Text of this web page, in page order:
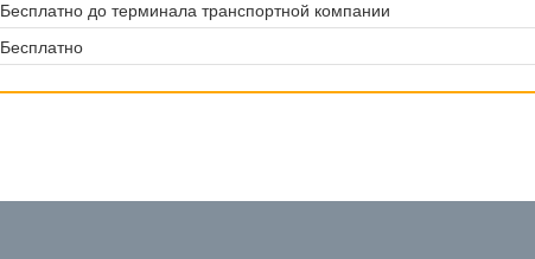
Бесплатно до терминала транспортной компании
Бесплатно